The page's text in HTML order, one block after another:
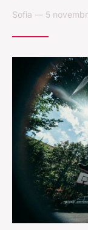
Sofia — 5